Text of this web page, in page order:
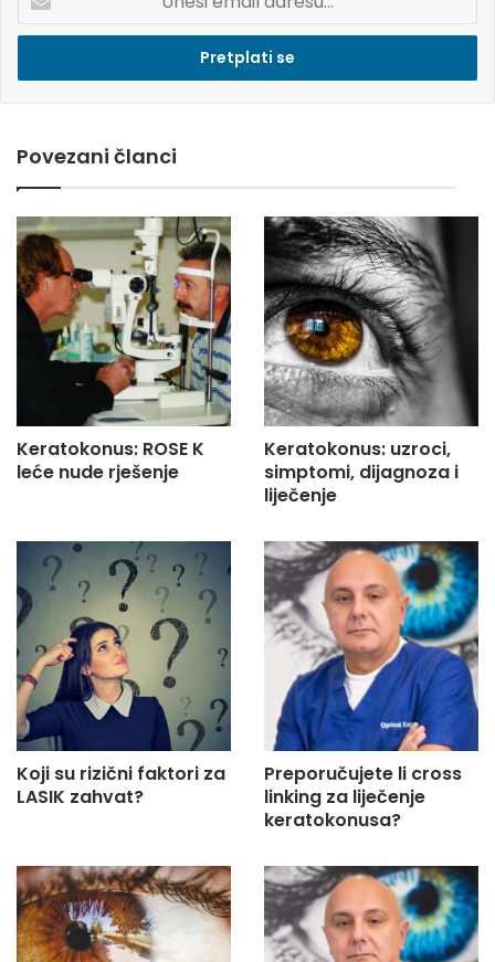
e
i
e
a
a
d
r
e
Povezani članci
Keratokonus: ROSE K
leće nude rješenje
Keratokonus: uzroci,
simptomi, dijagnoza i
liječenje
Koji su rizični faktori za
LASIK zahvat?
Preporučujete li cross
linking za liječenje
keratokonusa?